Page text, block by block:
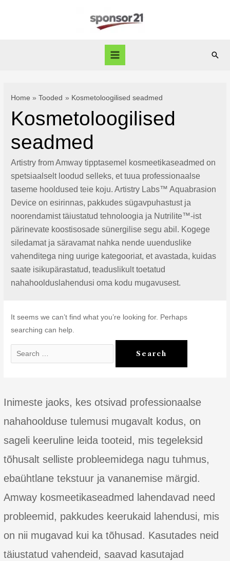
Main
Home Tooded Kosmetoloogilised seadmed
Kosmetoloogilised
seadmed
Artistry from Amway tipptasemel kosmeetikaseadmed on
spetsiaalselt loodud selleks, et tuua professionaalse
taseme hooldused teie koju. Artistry Labs™ Aquabrasion
Device on esirinnas, pakkudes sügavpuhastust ja
noorendamist täiustatud tehnoloogia ja Nutrilite™-ist
pärinevate koostisosade sünergilise segu abil. Kogege
siledamat ja säravamat nahka nende uuenduslike
vahenditega ning uurige kategooriat, et avastada, kuidas
saate isikupärastatud, teaduslikult toetatud
nahahoolduslahendusi oma kodu mugavusest.
It seems we can’t find what you’re looking for. Perhaps
searching can help.
Search
Inimeste jaoks, kes otsivad professionaalse
nahahoolduse tulemusi mugavalt kodus, on
sageli keeruline leida tooteid, mis tegeleksid
tõhusalt selliste probleemidega nagu tuhmus,
ebaühtlane tekstuur ja vananemise märgid.
Amway kosmeetikaseadmed lahendavad need
probleemid, pakkudes keerukaid lahendusi, mis
on nii mugavad kui ka tõhusad. Kasutades neid
täiustatud vahendeid, saavad kasutajad